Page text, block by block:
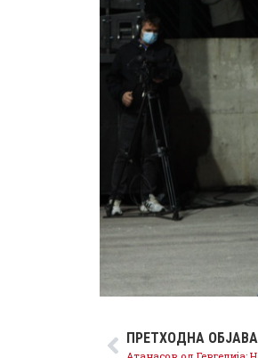
ПРЕТХОДНА ОБЈАВА